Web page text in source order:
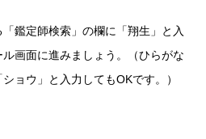
鑑定師検索」の欄に「翔生」と入
画面に進みましょう。（ひらがな
ョウ」と入力してもOKです。）